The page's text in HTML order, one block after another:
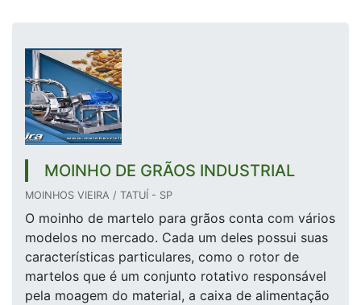
MOINHO DE GRÃOS INDUSTRIAL
MOINHOS VIEIRA / TATUÍ - SP
O moinho de martelo para grãos conta com vários
modelos no mercado. Cada um deles possui suas
características particulares, como o rotor de
martelos que é um conjunto rotativo responsável
pela moagem do material, a caixa de alimentação